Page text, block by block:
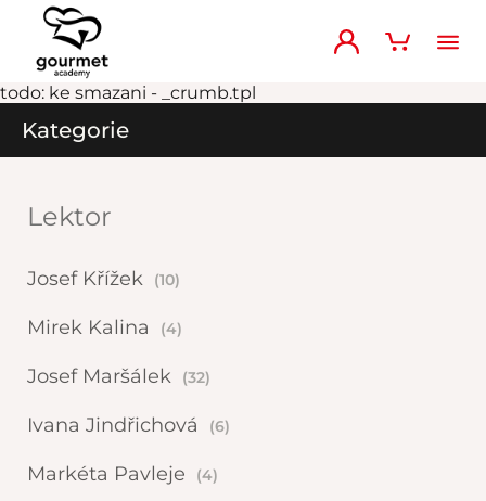
todo: ke smazani - _crumb.tpl
Kategorie
Lektor
Josef Křížek (10)
Mirek Kalina (4)
Josef Maršálek (32)
Ivana Jindřichová (6)
Markéta Pavleje (4)